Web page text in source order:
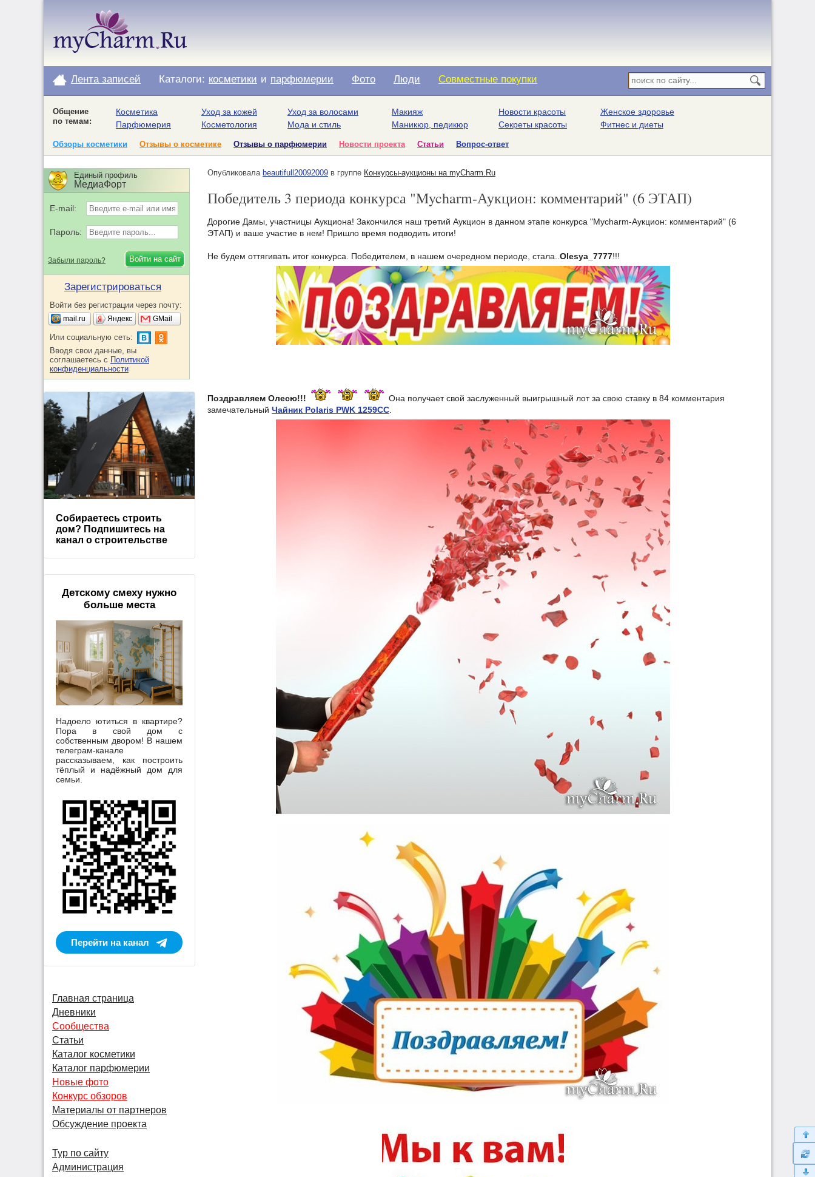
Лента записей Каталоги: косметики и парфюмерии Фото Люди Совместные покупки
Общение
по темам:
Косметика
Парфюмерия
Уход за кожей
Косметология
Уход за волосами
Мода и стиль
Макияж
Маникюр, педикюр
Новости красоты
Секреты красоты
Женское здоровье
Фитнес и диеты
Обзоры косметики Отзывы о косметике Отзывы о парфюмерии Новости проекта Статьи Вопрос-ответ
Опубликовала beautifull20092009 в группе Конкурсы-аукционы на myCharm.Ru
Победитель 3 периода конкурса "Mycharm-Аукцион: комментарий" (6 ЭТАП)
Дорогие Дамы, участницы Аукциона! Закончился наш третий Аукцион в данном этапе конкурса "Mycharm-Аукцион: комментарий" (6
ЭТАП) и ваше участие в нем! Пришло время подводить итоги!
Не будем оттягивать итог конкурса. Победителем, в нашем очередном периоде, стала.. Olesya_7777!!!
Поздравляем Олесю!!!
Она получает свой заслуженный выигрышный лот за свою ставку в 84 комментария
замечательный Чайник Polaris PWK 1259CC
Единый профиль
МедиаФорт
E-mail:
Пароль:
Забыли пароль?
Зарегистрироваться
Войти без регистрации через почту:
mail.ru Яндекс GMail
Или социальную сеть:
Вводя свои данные, вы
соглашаетесь с Политикой
конфиденциальности
Собираетесь строить
дом? Подпишитесь на
канал о строительстве
Детскому смеху нужно
больше места
Надоело ютиться в квартире?
Пора в свой дом с
собственным двором! В нашем
телеграм-канале
рассказываем, как построить
тёплый и надёжный дом для
семьи.
Перейти на канал
Главная страница
Дневники
Сообщества
Статьи
Каталог косметики
Каталог парфюмерии
Новые фото
Конкурс обзоров
Материалы от партнеров
Обсуждение проекта
Тур по сайту
Администрация